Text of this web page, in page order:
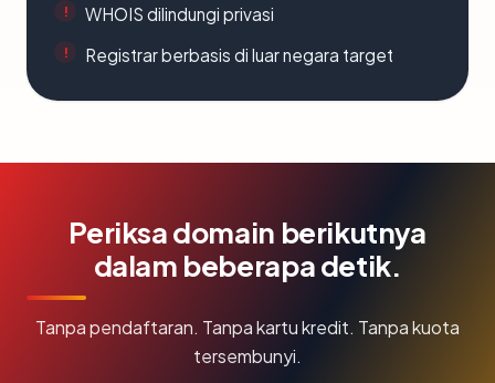
WHOIS dilindungi privasi
Registrar berbasis di luar negara target
Periksa domain berikutnya
dalam beberapa detik.
Tanpa pendaftaran. Tanpa kartu kredit. Tanpa kuota
tersembunyi.